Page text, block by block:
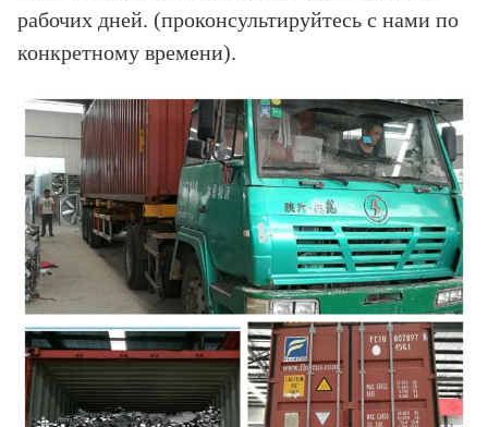
рабочих дней. (проконсультируйтесь с нами по
конкретному времени).